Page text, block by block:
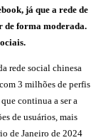
já que a rede de
de forma moderada.
rede social chinesa
3 milhões de perfis
continua a ser a
de usuários, mais
de Janeiro de 2024